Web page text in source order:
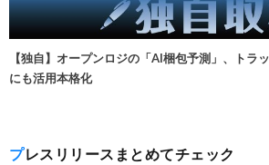
【独自】オープンロジの「AI梱包予測」、トラ
にも活用本格化
プレスリリースまとめてチェック